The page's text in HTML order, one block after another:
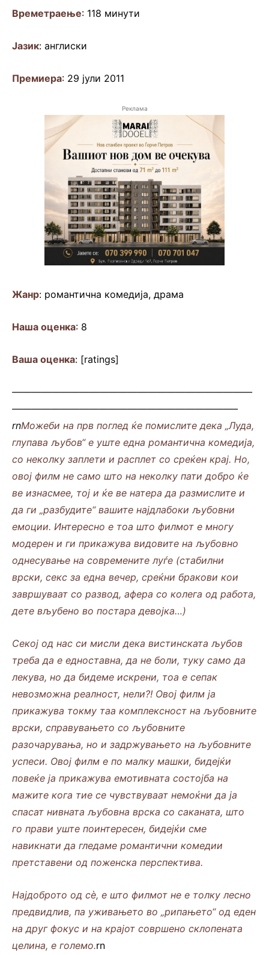
Времетраење: 118 минути
Јазик: англиски
Премиера: 29 јули 2011
Реклама
Жанр: романтична комедија, драма
Наша оценка: 8
Ваша оценка: [ratings]
—————————————————————————
———————————————————————–
rnМожеби на прв поглед ќе помислите дека „Луда,
глупава љубов“ е уште една романтична комедија,
со неколку заплети и расплет со среќен крај. Но,
овој филм не само што на неколку пати добро ќе
ве изнасмее, тој и ќе ве натера да размислите и
да ги „разбудите“ вашите најдлабоки љубовни
емоции. Интересно е тоа што филмот е многу
модерен и ги прикажува видовите на љубовно
однесување на современите луѓе (стабилни
врски, секс за една вечер, среќни бракови кои
завршуваат со развод, афера со колега од работа,
дете вљубено во постара девојка…)
Секој од нас си мисли дека вистинската љубов
треба да е едноставна, да не боли, туку само да
лекува, но да бидеме искрени, тоа е сепак
невозможна реалност, нели?! Овој филм ја
прикажува токму таа комплексност на љубовните
врски, справувањето со љубовните
разочарувања, но и задржувањето на љубовните
успеси. Овој филм е по малку машки, бидејќи
повеќе ја прикажува емотивната состојба на
мажите кога тие се чувствуваат немоќни да ја
спасат нивната љубовна врска со саканата, што
го прави уште поинтересен, бидејќи сме
навикнати да гледаме романтични комедии
претставени од поженска перспектива.
Најдоброто од сè, е што филмот не е толку лесно
предвидлив, па уживањето во „рипањето“ од еден
на друг фокус и на крајот совршено склопената
целина, е големо.rn